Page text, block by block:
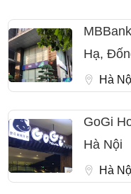
Hạ,
Hà
GoGi
Hà Nội
Hà